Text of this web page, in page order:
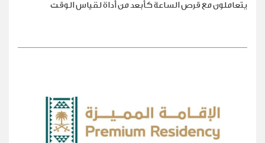
يتعاملون مع قرص الساعة كأبعد من أداة لقياس الوقت